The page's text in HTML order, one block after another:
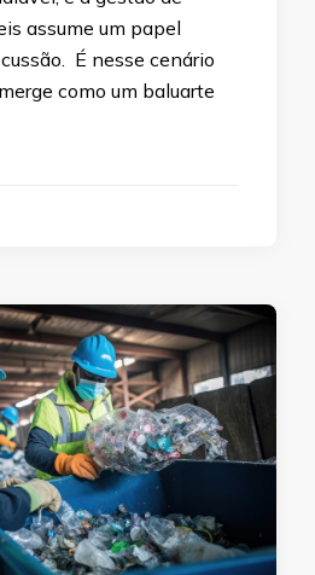
assume um papel
É nesse cenário
como um baluarte